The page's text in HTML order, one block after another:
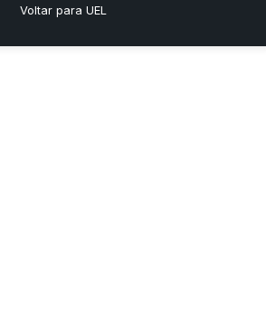
Voltar para UEL